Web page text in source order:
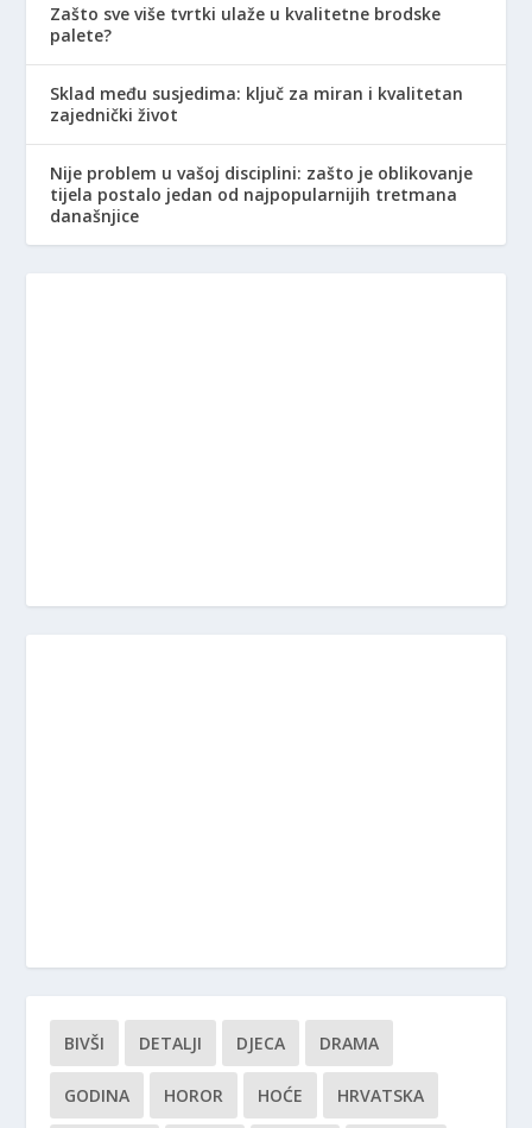
Zašto sve više tvrtki ulaže u kvalitetne brodske
palete?
Sklad među susjedima: ključ za miran i kvalitetan
zajednički život
Nije problem u vašoj disciplini: zašto je oblikovanje
tijela postalo jedan od najpopularnijih tretmana
današnjice
BIVŠI DETALJI DJECA DRAMA
GODINA HOROR HOĆE HRVATSKA